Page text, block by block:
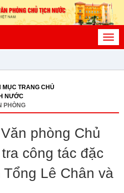
MỤC TRANG CHỦ
NƯỚC
PHÒNG
phòng Chủ
công tác đặc
Tổng Lê Chân và